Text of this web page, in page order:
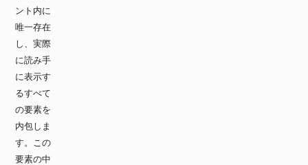
ント内に
唯一存在
し、実際
に読み手
に表示す
るすべて
の要素を
内包しま
す。この
要素の中